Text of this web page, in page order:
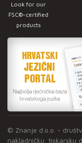
Look for our
FSC®-certified
products
© Znanje d.o.o. -
nakladničku, tiskarsku